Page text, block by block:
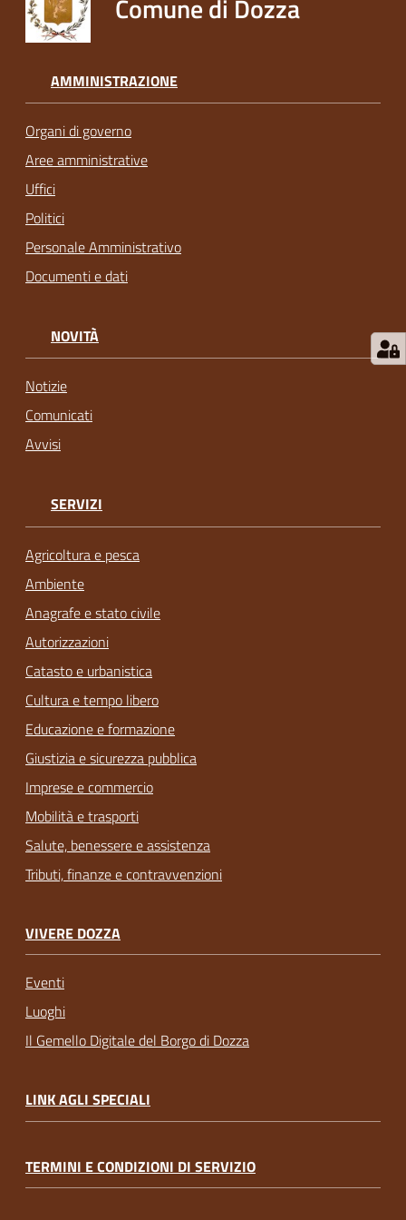
Comune di Dozza
AMMINISTRAZIONE
Organi di governo
Aree amministrative
Uffici
Politici
Personale Amministrativo
Documenti e dati
NOVITÀ
Notizie
Comunicati
Avvisi
SERVIZI
Agricoltura e pesca
Ambiente
Anagrafe e stato civile
Autorizzazioni
Catasto e urbanistica
Cultura e tempo libero
Educazione e formazione
Giustizia e sicurezza pubblica
Imprese e commercio
Mobilità e trasporti
Salute, benessere e assistenza
Tributi, finanze e contravvenzioni
VIVERE DOZZA
Eventi
Luoghi
Il Gemello Digitale del Borgo di Dozza
LINK AGLI SPECIALI
TERMINI E CONDIZIONI DI SERVIZIO